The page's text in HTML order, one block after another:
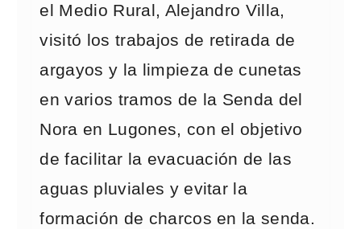
el Medio Rural, Alejandro Villa,
visitó los trabajos de retirada de
argayos y la limpieza de cunetas
en varios tramos de la Senda del
Nora en Lugones, con el objetivo
de facilitar la evacuación de las
aguas pluviales y evitar la
formación de charcos en la senda.